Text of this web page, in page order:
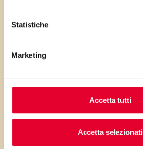
Statistiche
Marketing
Accetta tutti
Accetta selezionati
Ingredienti.